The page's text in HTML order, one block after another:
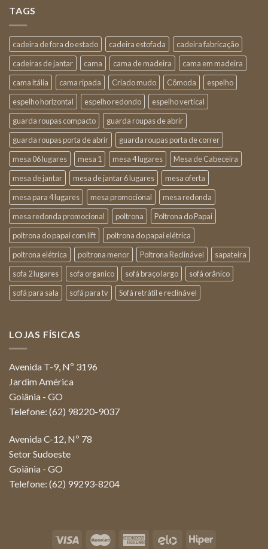
TAGS
cadeira de fora do estado cadeira estofada
cadeira fabricação
cadeiras de jantar
cama cama de madeira
cama em madeira
cama itália
cama ripada Criado mudo Cõmoda
espelho
espelho horizontal
espelho redondo
espelho vertical
guarda roupas compacto
guarda roupas de abrir
guarda roupas porta de abrir
guarda roupas porta de correr
mesa 06 lugares
mesa 1 mesa 4 lugares
Mesa de Cabeceira
mesa de jantar
mesa de jantar 6 lugares
mesa oferta
mesa para 4 lugares
mesa promocional
mesa redonda
mesa redonda promocional
poltrona
Poltrona do Papai
poltrona do papai com lift
poltrona do papai elétrica
poltrona elétrica
poltrona menor Poltrona Reclinável
sapateira
sofa 2 lugares
sofa organico sofá braço largo
sofá orânico
sofá para sala
sofá para tv Sofá retrátil e reclinável
LOJAS FÍSICAS
Avenida T-9, Nº 3196
Jardim América
Goiânia - GO
Telefone: (62) 98220-9037
Avenida C-12, Nº 78
Setor Sudoeste
Goiânia - GO
Telefone: (62) 99293-8204